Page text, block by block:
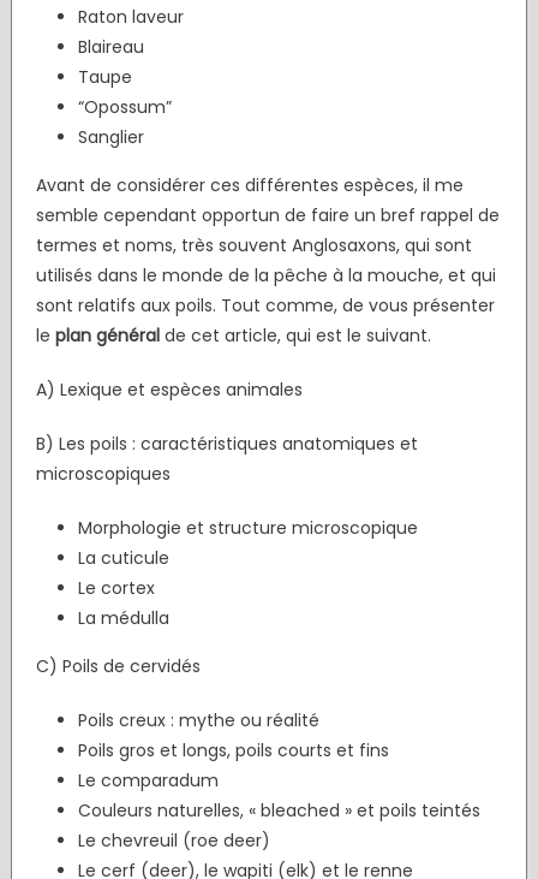
Raton laveur
Blaireau
Taupe
“Opossum”
Sanglier
Avant de considérer ces différentes espèces, il me
semble cependant opportun de faire un bref rappel de
termes et noms, très souvent Anglosaxons, qui sont
utilisés dans le monde de la pêche à la mouche, et qui
sont relatifs aux poils. Tout comme, de vous présenter
le plan généralde cet article, qui est le suivant.
A) Lexique et espèces animales
B) Les poils : caractéristiques anatomiques et
microscopiques
Morphologie et structure microscopique
La cuticule
Le cortex
La médulla
C) Poils de cervidés
Poils creux : mythe ou réalité
Poils gros et longs, poils courts et fins
Le comparadum
Couleurs naturelles, « bleached » et poils teintés
Le chevreuil (roe deer)
Le cerf (deer), le wapiti (elk) et le renne